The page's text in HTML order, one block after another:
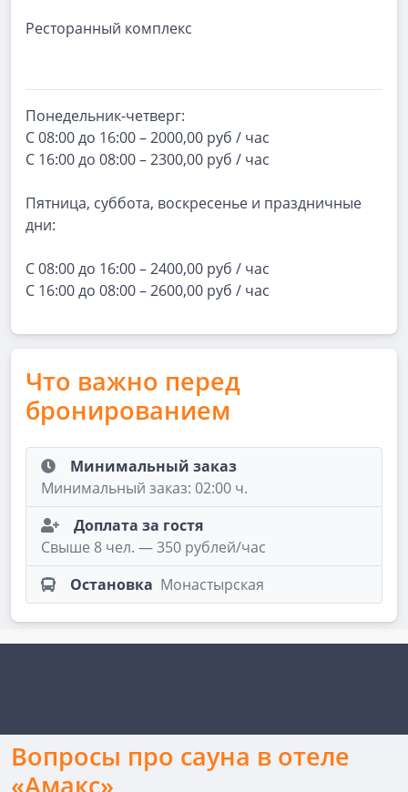
Ресторанный комплекс
Понедельник-четверг:
С 08:00 до 16:00 – 2000,00 руб / час
С 16:00 до 08:00 – 2300,00 руб / час
Пятница, суббота, воскресенье и праздничные
дни:
С 08:00 до 16:00 – 2400,00 руб / час
С 16:00 до 08:00 – 2600,00 руб / час
Что важно перед
бронированием
Минимальный заказ
Минимальный заказ: 02:00 ч.
Доплата за гостя
Свыше 8 чел. — 350 рублей/час
Остановка Монастырская
Вопросы про сауна в отеле
«Амакс»